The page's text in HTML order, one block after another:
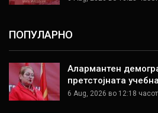
ПОПУЛАРНО
Алармантен
претстојната
6 Aug, 2026 во 12:18